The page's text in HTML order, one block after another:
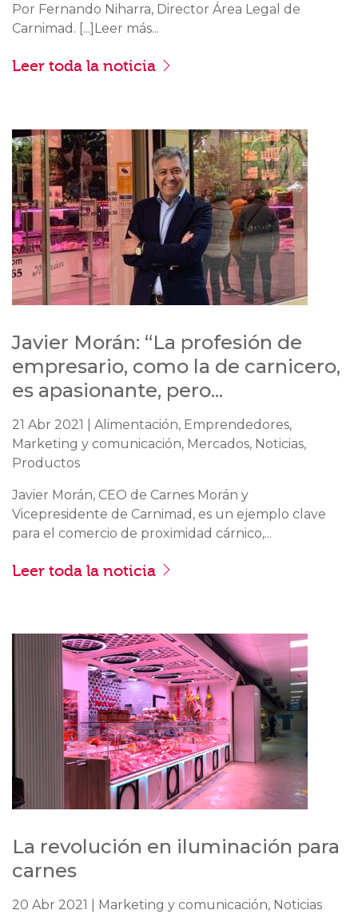
Por Fernando Niharra, Director Área Legal de
Carnimad. [...]Leer más...
Leer toda la noticia
Javier Morán: “La profesión de
empresario, como la de carnicero,
es apasionante, pero...
21 Abr 2021 | Alimentación, Emprendedores,
Marketing y comunicación, Mercados, Noticias,
Productos
Javier Morán, CEO de Carnes Morán y
Vicepresidente de Carnimad, es un ejemplo clave
para el comercio de proximidad cárnico,...
Leer toda la noticia
La revolución en iluminación para
carnes
20 Abr 2021 | Marketing y comunicación, Noticias